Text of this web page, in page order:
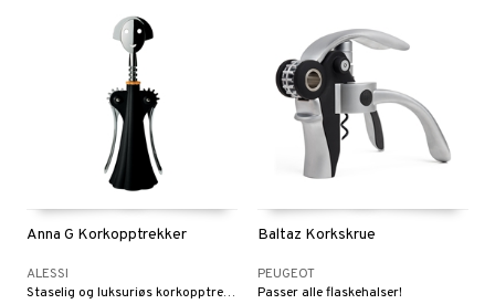
Anna G Korkopptrekker
ALESSI
Staselig og luksuriøs korkopptrekker fra Alessi som finnes i mange lekre farger. Korkopptrekkeren har vært svært populær helt siden den ble lansert i 1994.
Baltaz Korkskrue
PEUGEOT
Passer alle flaskehalser!